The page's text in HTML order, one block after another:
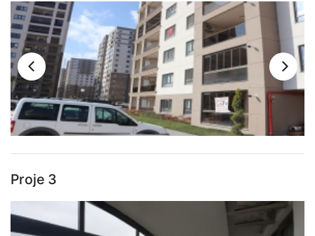
Proje 3